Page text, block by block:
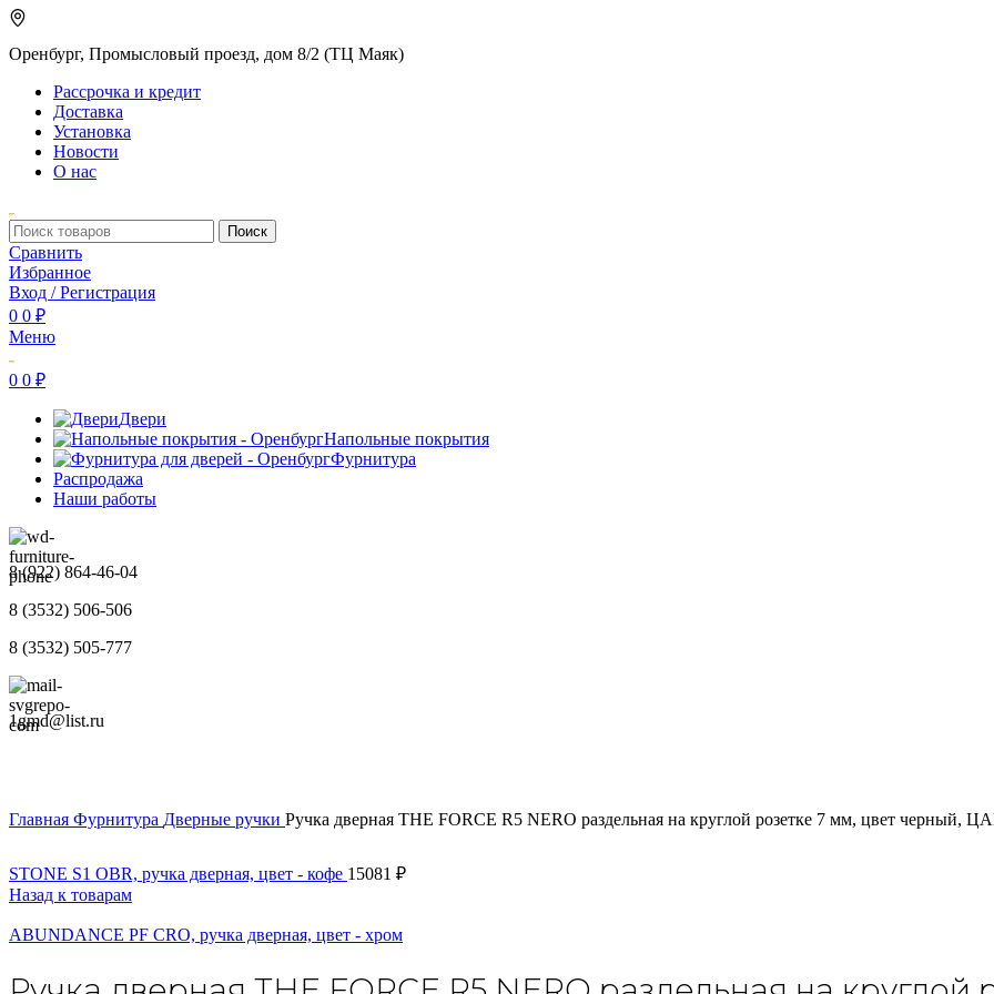
Оренбург, Промысловый проезд, дом 8/2 (ТЦ Маяк)
Рассрочка и кредит
Доставка
Установка
Новости
О нас
Поиск
Сравнить
Избранное
Вход / Регистрация
0 0 ₽
Меню
0 0 ₽
Двери
Напольные покрытия
Фурнитура
Распродажа
Наши работы
8 (922) 864-46-04
8 (3532) 506-506
8 (3532) 505-777
1gmd@list.ru
Главная Фурнитура Дверные ручки Ручка дверная THE FORCE R5 NERO раздельная на круглой розетке 7 мм, цвет черный,
STONE S1 OBR, ручка дверная, цвет - кофе 15081 ₽
Назад к товарам
ABUNDANCE PF CRO, ручка дверная, цвет - хром